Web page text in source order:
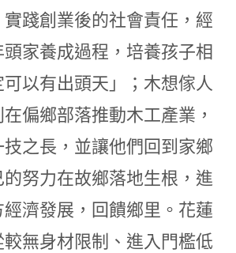
踐創業後的社會責任，經
家養成過程，培養孩子相
以有出頭天」；木想傢人
偏鄉部落推動木工產業，
之長，並讓他們回到家鄉
努力在故鄉落地生根，進
濟發展，回饋鄉里。花蓮
無身材限制、進入門檻低